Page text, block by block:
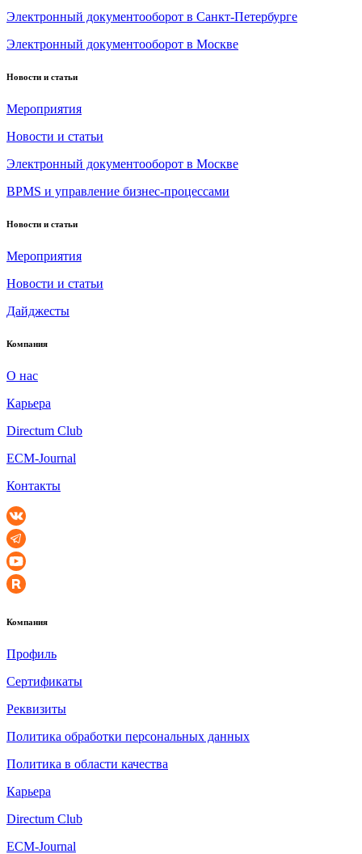
Электронный документооборот в Санкт-Петербурге
Электронный документооборот в Москве
Новости и статьи
Мероприятия
Новости и статьи
Электронный документооборот в Москве
BPMS и управление бизнес-процессами
Новости и статьи
Мероприятия
Новости и статьи
Дайджесты
Компания
О нас
Карьера
Directum Club
ECM-Journal
Контакты
Компания
Профиль
Сертификаты
Реквизиты
Политика обработки персональных данных
Политика в области качества
Карьера
Directum Club
ECM-Journal